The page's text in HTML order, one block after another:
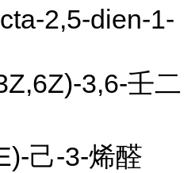
2,5-dien-1-
3,6-壬二
己-3-烯醛